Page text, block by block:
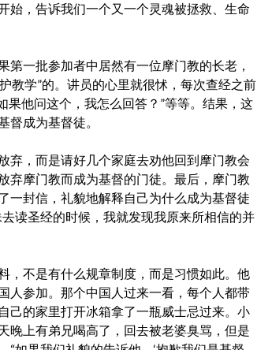
始，告诉我们一个又一个灵魂被拯救、生命
一批参加者中居然有一位摩门教的长老，
教学”的。讲员的心里就很怵，每次查经之前
果他问这个，我怎么回答？”等等。结果，这
督成为基督徒。
弃，而是请好几个家庭去劝他回到摩门教会
弃摩门教而成为基督的门徒。最后，摩门教
一封信，礼貌地解释自己为什么成为基督徒
读圣经的时候，我就发现我原来所相信的并
，不是有什么规章制度，而是习惯如此。他
人参加。那个中国人过来一看，每个人都带
己的家里打开冰箱拿了一瓶威士忌过来。小
晚上有弟兄喝高了，回去被老婆臭骂，但是